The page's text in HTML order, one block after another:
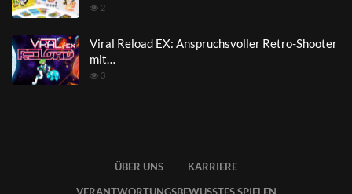
2
Viral Reload EX: Anspruchsvoller Retro-Shooter
mit…
3
ÜBER UNS
KARRIERE